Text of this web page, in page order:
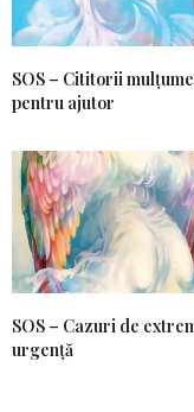
SOS – Cititorii
pentru ajutor
SOS – Cazuri de
urgență